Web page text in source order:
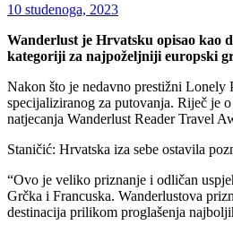
10 studenoga, 2023
Wanderlust je Hrvatsku opisao kao
kategoriji za najpoželjniji europski
Nakon što je nedavno prestižni Lonely
specijaliziranog za putovanja. Riječ je
natjecanja Wanderlust Reader Travel
Staničić: Hrvatska iza sebe ostavila
“Ovo je veliko priznanje i odličan
Grčka i Francuska. Wanderlustova
destinacija prilikom proglašenja